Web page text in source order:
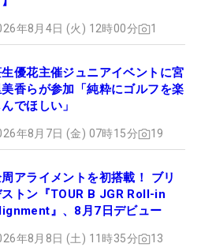
年8月4日 (火) 12時00分 1
優花主催ジュニアイベントに宮
香らが参加「純粋にゴルフを楽
んでほしい」
年8月7日 (金) 07時15分 19
アライメントを初搭載！ ブリ
トン『TOUR B JGR Roll-in
』、8月7日デビュー
年8月8日 (土) 11時35分 13